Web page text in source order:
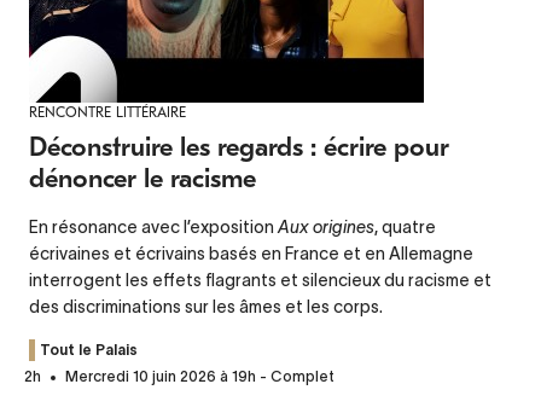
RENCONTRE LITTÉRAIRE
Déconstruire les regards : écrire pour
dénoncer le racisme
En résonance avec l’expositionAux origines, quatre
écrivaines et écrivains basés en France et en Allemagne
interrogent les effets flagrants et silencieux du racisme et
des discriminations sur les âmes et les corps.
Tout le Palais
2h
Mercredi 10 juin 2026 à 19h - Complet